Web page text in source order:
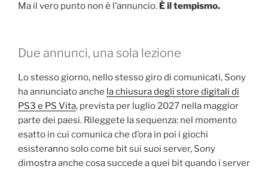
Ma il vero punto non è l’annuncio. È il tempismo.
Due annunci, una sola lezione
Lo stesso giorno, nello stesso giro di comunicati, Sony
ha annunciato anche la chiusura degli store digitali di
PS3 e PS Vita, prevista per luglio 2027 nella maggior
parte dei paesi. Rileggete la sequenza: nel momento
esatto in cui comunica che d’ora in poi i giochi
esisteranno solo come bit sui suoi server, Sony
dimostra anche cosa succede a quei bit quando i server